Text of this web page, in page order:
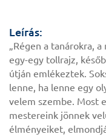
Leírás:
„Régen a tanárokra,
egy-egy tollrajz,
útján emlékeztek.
lenne, ha lenne egy
velem szembe. Most
mestereink jönnek
élményeiket,